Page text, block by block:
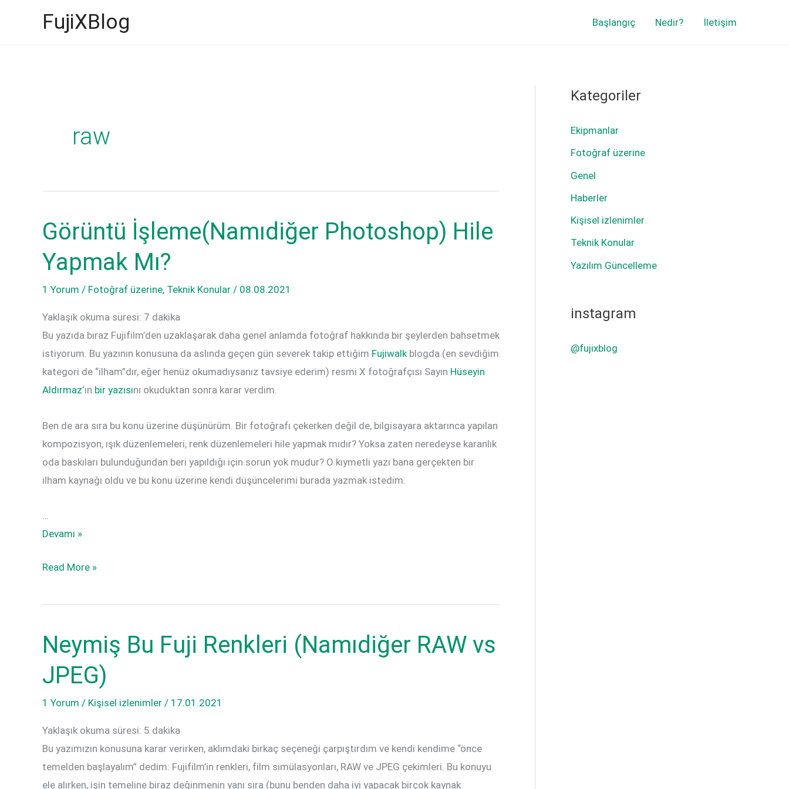
FujiXBlog Başlangıç Nedir? İletişim
raw
Görüntü İşleme(Namıdiğer Photoshop) Hile
Yapmak Mı?
1 Yorum / Fotoğraf üzerine, Teknik Konular / 08.08.2021
Yaklaşık okuma süresi: 7 dakika
Bu yazıda biraz Fujifilm’den uzaklaşarak daha genel anlamda fotoğraf hakkında bir şeylerden bahsetmek
istiyorum. Bu yazının konusuna da aslında geçen gün severek takip ettiğim Fujiwalk blogda (en sevdiğim
kategori de “ilham”dır, eğer henüz okumadıysanız tavsiye ederim) resmi X fotoğrafçısı Sayın Hüseyin
Aldırmaz‘ın bir yazısını okuduktan sonra karar verdim.
Ben de ara sıra bu konu üzerine düşünürüm. Bir fotoğrafı çekerken değil de, bilgisayara aktarınca yapılan
kompozisyon, ışık düzenlemeleri, renk düzenlemeleri hile yapmak mıdır? Yoksa zaten neredeyse karanlık
oda baskıları bulunduğundan beri yapıldığı için sorun yok mudur? O kıymetli yazı bana gerçekten bir
ilham kaynağı oldu ve bu konu üzerine kendi düşüncelerimi burada yazmak istedim.
…
Görüntü
Photoshop)
Yapmak
Devamı »
Görüntü
Photoshop)
Yapmak
Read More »
Neymiş Bu Fuji Renkleri (Namıdiğer RAW vs
JPEG)
1 Yorum / Kişisel izlenimler / 17.01.2021
Yaklaşık okuma süresi: 5 dakika
Bu yazımızın konusuna karar verirken, aklımdaki birkaç seçeneği çarpıştırdım ve kendi kendime “önce
temelden başlayalım” dedim: Fujifilm’in renkleri, film simülasyonları, RAW ve JPEG çekimleri. Bu konuyu
ele alırken, işin temeline biraz değinmenin yanı sıra (bunu benden daha iyi yapacak birçok kaynak
Kategoriler
Ekipmanlar
Fotoğraf üzerine
Genel
Haberler
Kişisel izlenimler
Teknik Konular
Yazılım Güncelleme
instagram
@fujixblog